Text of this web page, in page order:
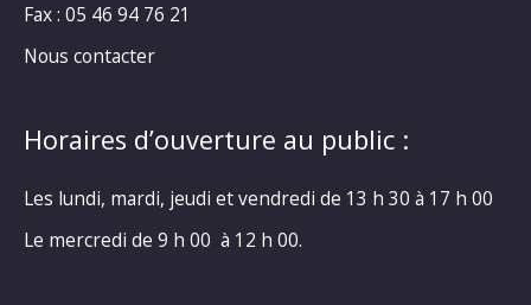
Fax : 05 46 94 76 21
Nous contacter
Horaires d’ouverture au public :
Les lundi, mardi, jeudi et vendredi de 13 h 30 à 17 h 00
Le mercredi de 9 h 00 à 12 h 00.